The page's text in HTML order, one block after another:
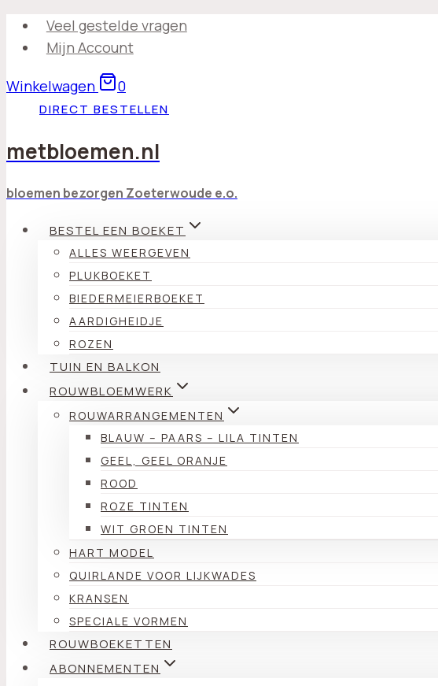
Doorgaan
naar
Veel gestelde vragen
Mijn Account
Winkelwagen 0
DIRECT BESTELLEN
metbloemen.nl
bloemen bezorgen Zoeterwoude e.o.
BESTEL EEN BOEKET
ALLES WEERGEVEN
PLUKBOEKET
BIEDERMEIERBOEKET
AARDIGHEIDJE
ROZEN
TUIN EN BALKON
ROUWBLOEMWERK
ROUWARRANGEMENTEN
BLAUW – PAARS – LILA TINTEN
GEEL, GEEL ORANJE
ROOD
ROZE TINTEN
WIT GROEN TINTEN
HART MODEL
QUIRLANDE VOOR LIJKWADES
KRANSEN
SPECIALE VORMEN
ROUWBOEKETTEN
ABONNEMENTEN